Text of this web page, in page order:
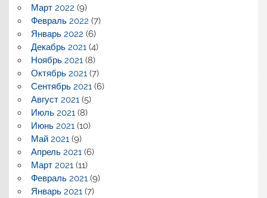
Март 2022 (9)
Февраль 2022 (7)
Январь 2022 (6)
Декабрь 2021(4)
Ноябрь 2021(8)
Октябрь 2021(7)
Сентябрь 2021(6)
Август 2021(5)
Июль 2021(8)
Июнь 2021(10)
Май 2021(9)
Апрель 2021(6)
Март 2021(11)
Февраль 2021(9)
Январь 2021(7)